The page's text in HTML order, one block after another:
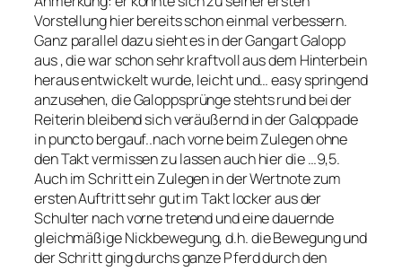
Vorstellung hier bereits schon einmal verbessern.
Ganz parallel dazu sieht es in der Gangart Galopp
aus , die war schon sehr kraftvoll aus dem Hinterbein
heraus entwickelt wurde, leicht und… easy springend
anzusehen, die Galoppsprünge stehts rund bei der
Reiterin bleibend sich veräußernd in der Galoppade
in puncto bergauf..nach vorne beim Zulegen ohne
den Takt vermissen zu lassen auch hier die …9,5.
Auch im Schritt ein Zulegen in der Wertnote zum
ersten Auftritt sehr gut im Takt locker aus der
Schulter nach vorne tretend und eine dauernde
gleichmäßige Nickbewegung, d.h. die Bewegung und
der Schritt ging durchs ganze Pferd durch den